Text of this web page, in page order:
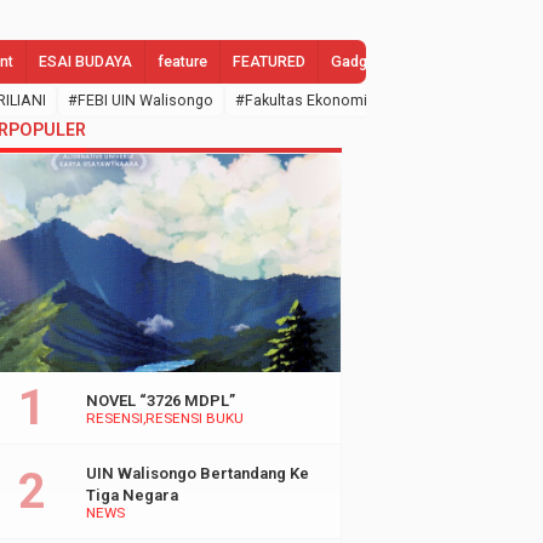
ESAI BUDAYA feature FEATURED Gadgets
#FEBI UIN Walisongo #Fakultas Ekonomi dan Bisnis Islam
RESENSI RESENSI BUKU
NOVEL “3726 MDPL”
NEWS
UIN Walisongo Bertandang Ke
Tiga Negara